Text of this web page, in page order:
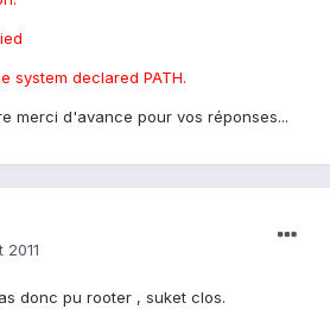
system declared PATH.
merci d'avance pour vos réponses...
2011
donc pu rooter , suket clos.